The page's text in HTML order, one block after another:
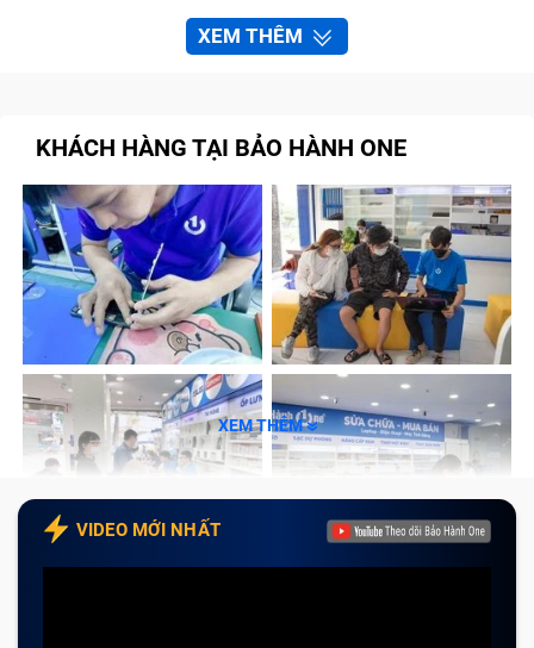
XEM THÊM
KHÁCH HÀNG TẠI BẢO HÀNH ONE
XEM THÊM
VIDEO MỚI NHẤT